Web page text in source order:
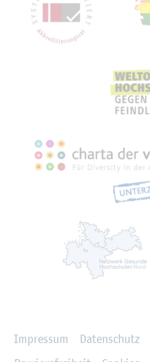
Im­pres­sum Da­ten­schutz